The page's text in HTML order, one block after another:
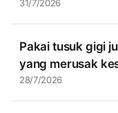
31/7/2026
Pakai tusuk gigi
yang merusak
28/7/2026